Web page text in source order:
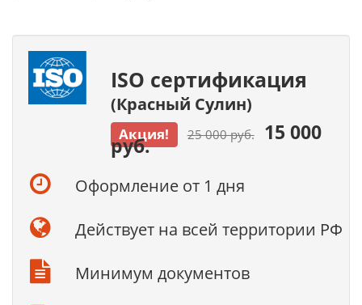
ISO сертификация
(Красный Сулин)
Акция! 25 000 руб.15 000
руб.
Оформление от 1 дня
Действует на всей территории РФ
Минимум документов